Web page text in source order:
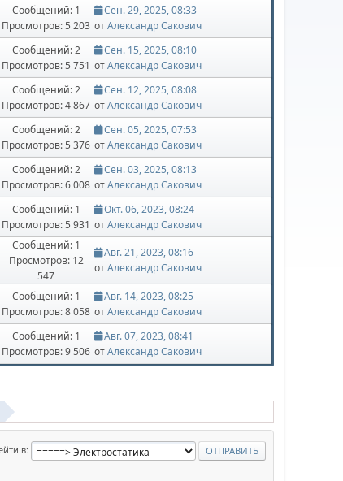
Сообщений: 1
Просмотров: 5 203
Сен. 29, 2025, 08:33
отАлександр Сакович
Сообщений: 2
Просмотров: 5 751
Сен. 15, 2025, 08:10
отАлександр Сакович
Сообщений: 2
Просмотров: 4 867
Сен. 12, 2025, 08:08
отАлександр Сакович
Сообщений: 2
Просмотров: 5 376
Сен. 05, 2025, 07:53
отАлександр Сакович
Сообщений: 2
Просмотров: 6 008
Сен. 03, 2025, 08:13
отАлександр Сакович
Сообщений: 1
Просмотров: 5 931
Окт. 06, 2023, 08:24
отАлександр Сакович
Сообщений: 1
Просмотров: 12
547
Авг. 21, 2023, 08:16
отАлександр Сакович
Сообщений: 1
Просмотров: 8 058
Авг. 14, 2023, 08:25
отАлександр Сакович
Сообщений: 1
Просмотров: 9 506
Авг. 07, 2023, 08:41
отАлександр Сакович
в